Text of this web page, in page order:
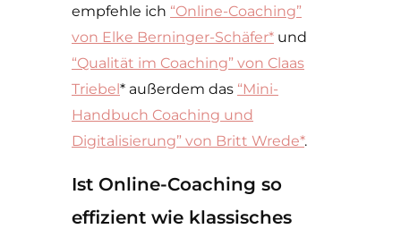
empfehle ich “Online-Coaching”
von Elke Berninger-Schäfer* und
“Qualität im Coaching” von Claas
Triebel* außerdem das “Mini-
Handbuch Coaching und
Digitalisierung” von Britt Wrede*.
Ist Online-Coaching so
effizient wie klassisches